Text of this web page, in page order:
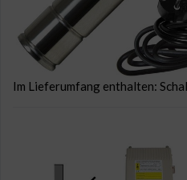
Im Lieferumfang enthalten: